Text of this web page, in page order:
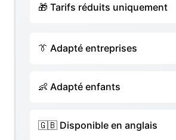
🎁 Tarifs réduits uniquement
👔 Adapté entreprises
👶 Adapté enfants
🇬🇧 Disponible en anglais